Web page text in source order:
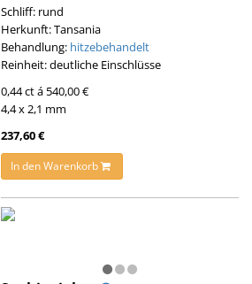
Schliff: rund
Herkunft: Tansania
Behandlung: hitzebehandelt
Reinheit: deutliche Einschlüsse
0,44 ct á 540,00 €
4,4 x 2,1 mm
237,60 €
In den Warenkorb